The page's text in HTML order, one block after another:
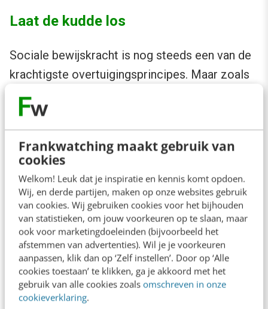
Frankwatching maakt gebruik van
cookies
Welkom! Leuk dat je inspiratie en kennis komt opdoen.
Wij, en derde partijen, maken op onze websites gebruik
van cookies. Wij gebruiken cookies voor het bijhouden
van statistieken, om jouw voorkeuren op te slaan, maar
ook voor marketingdoeleinden (bijvoorbeeld het
afstemmen van advertenties). Wil je je voorkeuren
aanpassen, klik dan op ‘Zelf instellen’. Door op ‘Alle
cookies toestaan’ te klikken, ga je akkoord met het
gebruik van alle cookies zoals omschreven in onze
cookieverklaring.
Laat de kudde los
Sociale bewijskracht is nog steeds een van de
krachtigste overtuigingsprincipes. Maar zoals
bij elk psychologisch trucje, zit de kracht in de
toepassing. Blind vertrouwen op sterren,
scores en trends leidt tot eenheidsworst en
wantrouwen. Slimme marketeers gebruiken
sturen, maar om ze te begrijpen. Niet om
kuddegedrag te versterken, maar om keuzes
persoonlijker te maken.
Of, zoals Cialdini het misschien zou zeggen: de
kracht zit niet in het aantal mensen dat iets
doet, maar in de reden waarom ze het doen. En